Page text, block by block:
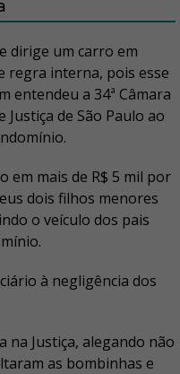
dirige um carro em
regra interna, pois esse
entendeu a 34ª Câmara
de São Paulo ao
em mais de R$ 5 mil por
dois filhos menores
o veículo dos pais
à negligência dos
na Justiça, alegando não
as bombinhas e